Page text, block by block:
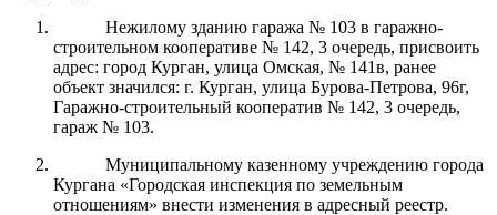
Нежилому зданию гаража № 103 в гаражно-
строительном кооперативе № 142, 3 очередь, присвоить
адрес: город Курган, улица Омская, № 141в, ранее
объект значился: г. Курган, улица Бурова-Петрова, 96г,
Гаражно-строительный кооператив № 142, 3 очередь,
гараж № 103.
Муниципальному казенному учреждению города
Кургана «Городская инспекция по земельным
отношениям» внести изменения в адресный реестр.